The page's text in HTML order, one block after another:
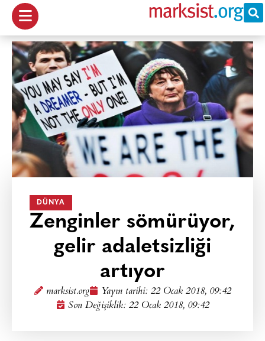
DÜNYA
Zenginler sömürüyor,
gelir adaletsizliği
artıyor
marksist.org Yayın tarihi: 22 Ocak 2018, 09:42
Son Değişiklik: 22 Ocak 2018, 09:42